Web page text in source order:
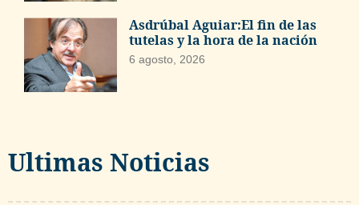
Asdrúbal Aguiar:El fin de las
tutelas y la hora de la nación
6 agosto, 2026
Ultimas Noticias